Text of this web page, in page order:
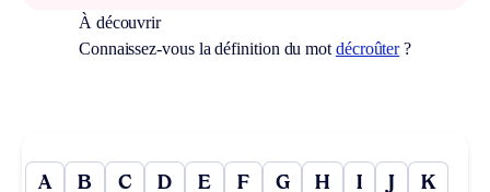
À découvrir
Connaissez-vous la définition du mot décroûter?
A B C D E F G H I J K